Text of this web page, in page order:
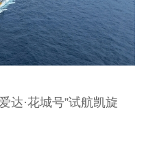
达·花城号”试航凯旋